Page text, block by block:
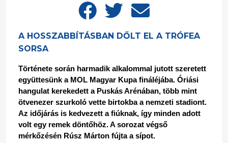
A HOSSZABBÍTÁSBAN DŐLT EL A TRÓFEA
SORSA
Története során harmadik alkalommal jutott szeretett
együttesünk a MOL Magyar Kupa fináléjába. Óriási
hangulat kerekedett a Puskás Arénában, több mint
ötvenezer szurkoló vette birtokba a nemzeti stadiont.
Az időjárás is kedvezett a fiúknak, így minden adott
volt egy remek döntőhöz. A sorozat végső
mérkőzésén Rúsz Márton fújta a sípot.